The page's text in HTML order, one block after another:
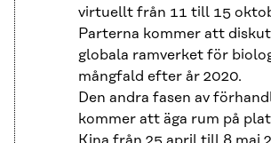
virtuellt från 11 till 15
Parterna kommer att
globala ramverket för
mångfald efter år 2020.
Den andra fasen av
kommer att äga rum på